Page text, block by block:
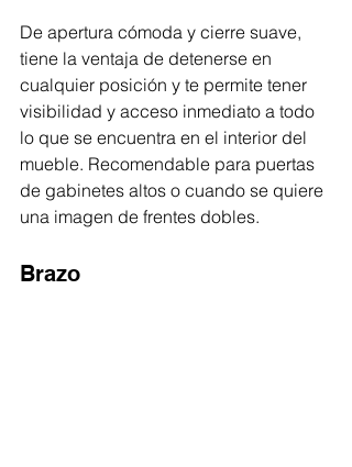
De apertura cómoda y cierre suave,
tiene la ventaja de detenerse en
cualquier posición y te permite tener
visibilidad y acceso inmediato a todo
lo que se encuentra en el interior del
mueble. Recomendable para puertas
de gabinetes altos o cuando se quiere
una imagen de frentes dobles.
Brazo